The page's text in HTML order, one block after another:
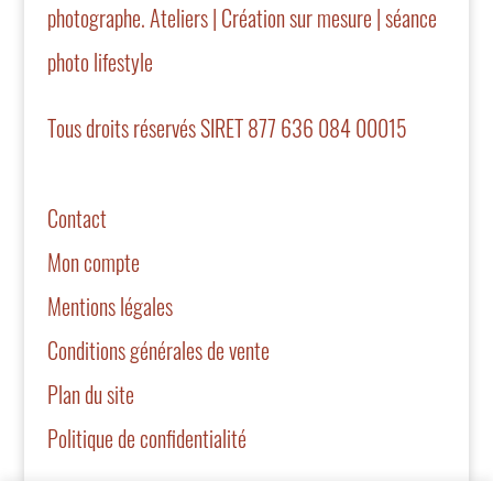
photographe. Ateliers | Création sur mesure | séance
photo lifestyle
Tous droits réservés SIRET 877 636 084 00015
Contact
Mon compte
Mentions légales
Conditions générales de vente
Plan du site
Politique de confidentialité